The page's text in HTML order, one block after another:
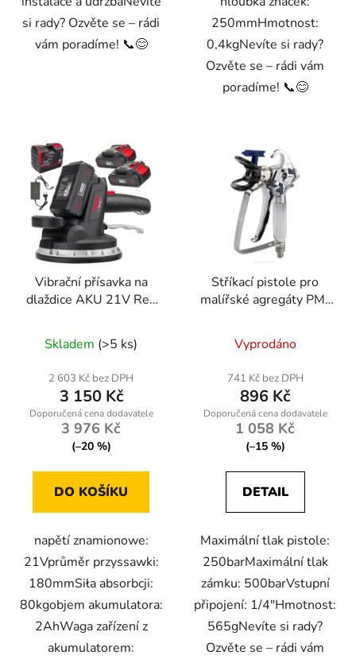
si rady? Ozvěte se – rádi
vám poradíme! 📞😊
250mmHmotnost:
0,4kgNevíte si rady?
Ozvěte se – rádi vám
poradíme! 📞😊
Vibrační přísavka na
dlaždice AKU 21V Red
Skladem (>5 ks)
2 603 Kč bez DPH
3 150 Kč
3 976 Kč
(–20 %)
DO KOŠÍKU
napětí znamionowe:
21Vprůměr przyssawki:
180mmSiła absorbcji:
80kgobjem akumulatora:
2AhWaga zařízení z
akumulatorem:
Stříkací pistole pro
malířské agregáty PM-
1500M
Vyprodáno
741 Kč bez DPH
896 Kč
1 058 Kč
(–15 %)
DETAIL
Maximální tlak pistole:
250barMaximální tlak
zámku: 500barVstupní
připojení: 1/4″Hmotnost:
565gNevíte si rady?
Ozvěte se – rádi vám